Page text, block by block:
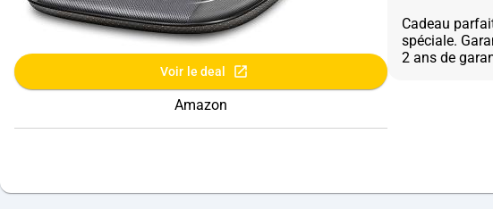
Voir le deal
Amazon
Cadeau
spéciale.